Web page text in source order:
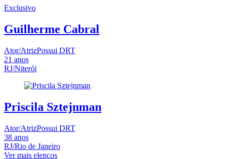
Exclusivo
Guilherme Cabral
Ator/AtrizPossui DRT
21 anos
RJ/Niterói
Priscila Sztejnman
Ator/AtrizPossui DRT
38 anos
RJ/Rio de Janeiro
Ver mais elencos